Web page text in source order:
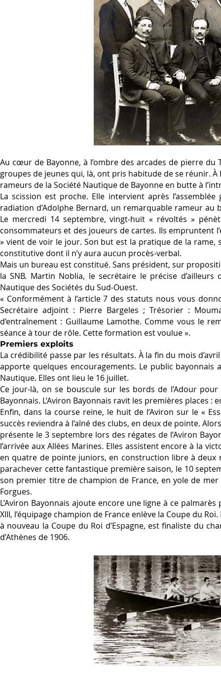
Au cœur de Bayonne, à l’ombre des arcades de pierre du
groupes de jeunes qui, là, ont pris habitude de se réunir.
rameurs de la Société Nautique de Bayonne en butte à
La scission est proche. Elle intervient après
radiation d’Adolphe Bernard, un remarquable rameur au
Le mercredi 14 septembre, vingt-huit « révoltés »
consommateurs et des joueurs de cartes. Ils empruntent
» vient de voir le jour. Son but est la pratique de la rame,
constitutive dont il n’y aura aucun procès-verbal.
Mais un bureau est constitué. Sans président, sur
la SNB. Martin Noblia, le secrétaire le précise
Nautique des Sociétés du Sud-Ouest.
« Conformément à l’article 7 des statuts nous vous
Secrétaire adjoint : Pierre Bargeles ; Trésorier :
d’entraînement : Guillaume Lamothe. Comme vous le
séance à tour de rôle. Cette formation est voulue ».
Premiers exploits
La crédibilité passe par les résultats. À la fin du mois
apporte quelques encouragements. Le public
Nautique. Elles ont lieu le 16 juillet.
Ce jour-là, on se bouscule sur les bords de l’Adour
Bayonnais. L’Aviron Bayonnais ravit les premières places
Enfin, dans la course reine, le huit de l’Aviron sur le «
succès reviendra à l’aîné des clubs, en deux de pointe.
présente le 3 septembre lors des régates de l’Aviron
l’arrivée aux Allées Marines. Elles assistent encore à la
en quatre de pointe juniors, en construction libre à
parachever cette fantastique première saison, le 10
son premier titre de champion de France, en yole de
Forgues.
L’Aviron Bayonnais ajoute encore une ligne à ce
XIII, l’équipage champion de France enlève la Coupe du
à nouveau la Coupe du Roi d’Espagne, est finaliste du
d’Athènes de 1906.